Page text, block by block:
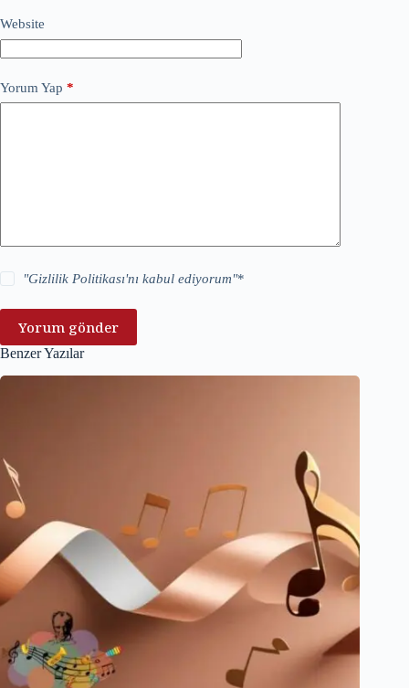
Website
Yorum Yap *
"Gizlilik Politikası'nı kabul ediyorum"*
Yorum gönder
Benzer Yazılar